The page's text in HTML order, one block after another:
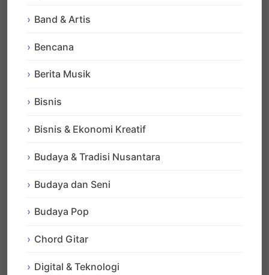
Band & Artis
Bencana
Berita Musik
Bisnis
Bisnis & Ekonomi Kreatif
Budaya & Tradisi Nusantara
Budaya dan Seni
Budaya Pop
Chord Gitar
Digital & Teknologi